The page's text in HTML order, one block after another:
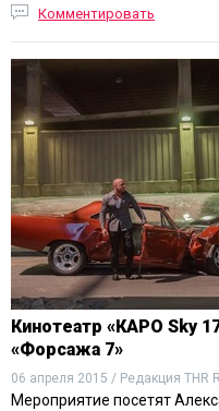
Комментировать
Кинотеатр «КАРО Sky
«Форсажа 7»
06 апреля 2015 / Редакция THR
Мероприятие посетят